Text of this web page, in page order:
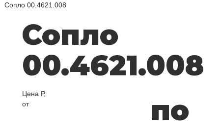
Сопло 00.4621.008
Сопло
00.4621.008
Цена Р,
от
по